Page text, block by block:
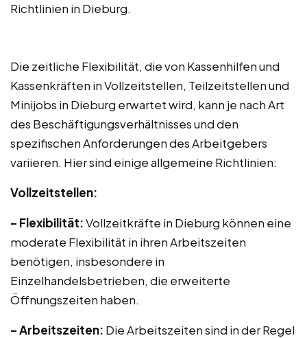
Richtlinien in Dieburg.
Die zeitliche Flexibilität, die von Kassenhilfen und
Kassenkräften in Vollzeitstellen, Teilzeitstellen und
Minijobs in Dieburg erwartet wird, kann je nach Art
des Beschäftigungsverhältnisses und den
spezifischen Anforderungen des Arbeitgebers
variieren. Hier sind einige allgemeine Richtlinien:
Vollzeitstellen:
– Flexibilität:Vollzeitkräfte in Dieburg können eine
moderate Flexibilität in ihren Arbeitszeiten
benötigen, insbesondere in
Einzelhandelsbetrieben, die erweiterte
Öffnungszeiten haben.
– Arbeitszeiten: Die Arbeitszeiten sind in der Regel